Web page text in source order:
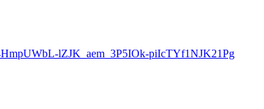
lZJK_aem_3P5IOk-piIcTYf1NJK21Pg